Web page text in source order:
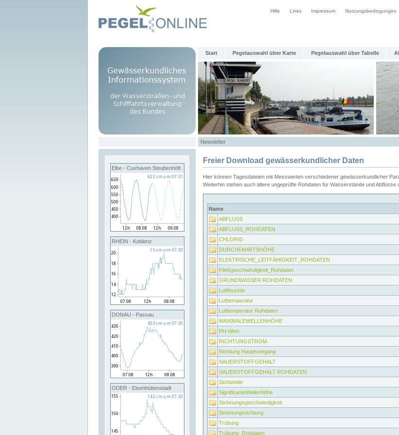
Hilfe Links Impressum Nutzungsbedingungen
Start Pegelauswahl über Karte Pegelauswahl über Tabelle
Newsletter
Elbe - Cuxhaven Steubenhöft
RHEIN - Koblenz
DONAU - Passau
ODER - Eisenhüttenstadt
Freier Download gewässerkundlicher Daten
Hier können Tagesdateien mit Messwerten verschiedener gewässerkundlicher
Weiterhin stehen auch ältere ungeprüfte Rohdaten für Wasserstände und Abflüsse
Name
ABFLUSS
ABFLUSS_ROHDATEN
CHLORID
DURCHFAHRTSHÖHE
ELEKTRISCHE_LEITFÄHIGKEIT_ROHDATEN
Fließgeschwindigkeit_Rohdaten
GRUNDWASSER ROHDATEN
Luftfeuchte
Lufttemperatur
Lufttemperatur Rohdaten
MAXIMALEWELLENHÖHE
PH-Wert
RICHTUNGSTROM
Richtung Hauptseegang
SAUERSTOFFGEHALT
SAUERSTOFFGEHALT ROHDATEN
Sichtweite
SignifikanteWellenhöhe
Strömungsgeschwindigkeit
Strömungsrichtung
Trübung
Trübung_Rohdaten